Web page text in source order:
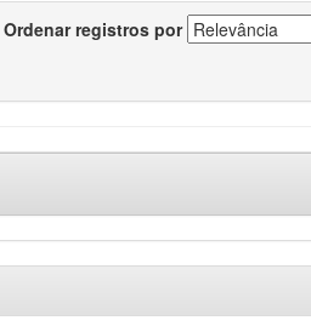
Ordenar registros por